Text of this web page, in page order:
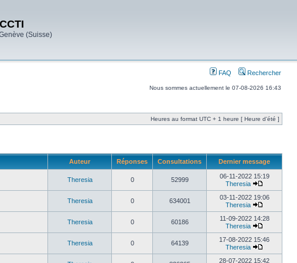
(Suisse)
FAQ Rechercher
Nous sommes actuellement le 07-08-2026 16:43
Heures au format UTC + 1 heure [ Heure d’été ]
Auteur Réponses Consultations Dernier message
Theresia 0 52999
06-11-2022 15:19
Theresia
Theresia 0 634001
03-11-2022 19:06
Theresia
Theresia 0 60186
11-09-2022 14:28
Theresia
Theresia 0 64139
17-08-2022 15:46
Theresia
28-07-2022 15:42